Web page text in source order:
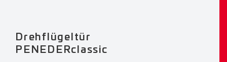
Drehflügeltür
PENEDERclassic